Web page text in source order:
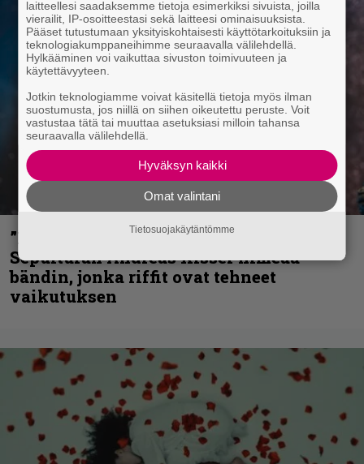
”He ovat tuoneet soittoon jotain uutta” –
Sepulturan Andreas Kisser nimeää
bändin, jonka riffit ovat tehneet
vaikutuksen
laitteellesi saadaksemme tietoja esimerkiksi sivuista, joilla
vierailit, IP-osoitteestasi sekä laitteesi ominaisuuksista.
Pääset tutustumaan yksityiskohtaisesti käyttötarkoituksiin ja
teknologiakumppaneihimme seuraavalla välilehdellä.
Hylkääminen voi vaikuttaa sivuston toimivuuteen ja
käytettävyyteen.
Jotkin teknologiamme voivat käsitellä tietoja myös ilman
suostumusta, jos niillä on siihen oikeutettu peruste. Voit
vastustaa tätä tai muuttaa asetuksiasi milloin tahansa
seuraavalla välilehdellä.
Hyväksyn kaikki
Omat valintani
Tietosuojakäytäntömme